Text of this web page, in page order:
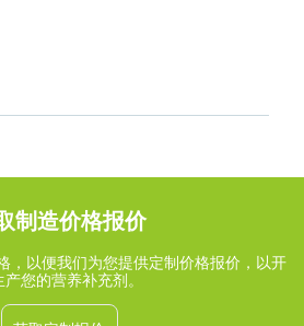
制造价格报价
，以便我们为您提供定制价格报价，以开
产您的营养补充剂。